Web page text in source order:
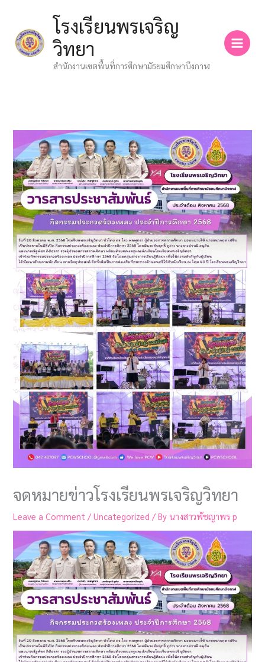
content
โรงเรียนพรเจริญ
วิทยา
สำนักงานเขตพื้นที่การศึกษามัธยมศึกษาบึงกาฬ
จดหมายข่าวโรงเรียนพรเจริญวิทยา
Leave a Comment /Uncategorized / Byนางสาวพัชญาพร p